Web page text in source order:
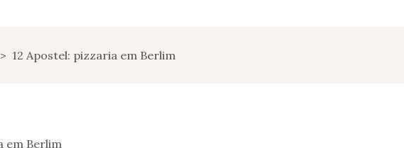
> 12 Apostel: pizzaria em Berlim